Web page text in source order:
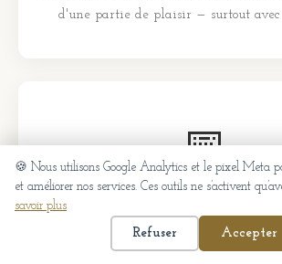
d'une partie de plaisir — surtout avec
📅
Restaurants
En vacances scolaires, les bonnes tables
🍪 Nous utilisons Google Analytics et le pixel Meta
et améliorer nos services. Ces outils ne s’activent
savoir plus
Refuser
Accepter